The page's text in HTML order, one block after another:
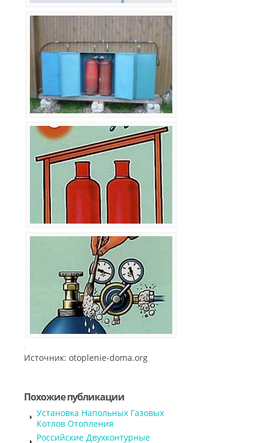
Источник: otoplenie-doma.org
Похожие публикации
Установка Напольных Газовых
Котлов Отопления
Российские Двухконтурные